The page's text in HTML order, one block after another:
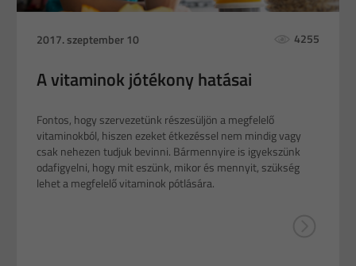
2017. szeptember 10 4255
A vitaminok jótékony hatásai
Fontos, hogy szervezetünk részesüljön a megfelelő
vitaminokból, hiszen ezeket étkezéssel nem mindig vagy
csak nehezen tudjuk bevinni. Bármennyire is igyekszünk
odafigyelni, hogy mit eszünk, mikor és mennyit, szükség
lehet a megfelelő vitaminok pótlására.